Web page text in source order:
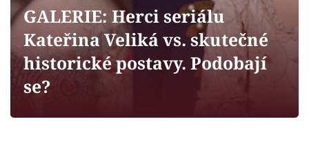
Sledujte prima+
Filmový festival Karlovy Vary
GALERIE: Herci seriálu
Kateřina Veliká vs. skutečné
historické postavy. Podobají
se?